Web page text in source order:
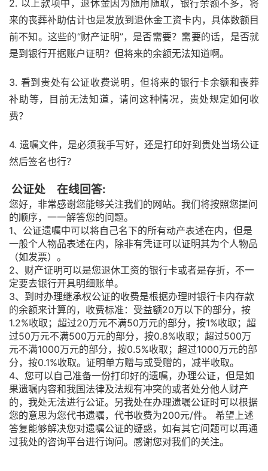
2. 以上款项中，退休金因为随用随取，银行余额不多，将
来的丧葬补助估计也是发放到退休金工资卡内，具体数额目
前不知。这些的“财产证明”，是否需要？需要的话，是否就
是到银行开据账户证明？但将来的余额无法知道啊。
3. 看到贵处有公证收费说明，但将来的银行卡余额和丧葬
补助等，目前无法知道，请问这种情况，贵处规定如何收
费？
4. 遗嘱文件，是必须我手写好，还是打印好到贵处当场公证
然后签名也行？
公证处 在线回答:
您好，非常感谢您能够关注我们的网站。我们将按照您提问
的顺序，一一解答您的问题。
1、公证遗嘱中可以将自己名下的所有动产表述在内，但是
一般个人物品表述在内，除非有凭证可以证明其为个人物品
（如发票）。
2、财产证明可以是您退休工资的银行卡或者是存折，不一
定要去银行开具明细账单。
3、到时办理继承权公证的收费是根据办理时银行卡内存款
的余额来计算的，收费标准：受益额20万以下的部分，按
1.2%收取；超过20万元不满50万元的部分，按1%收取；超
过50万元不满500万元的部分，按0.8%收取；超过500万
元不满1000万元的部分，按0.5%收取；超过1000万元的部
分，按0.1%收取。证明单方赠与或受赠的，减半收取。
4、您可以自己准备一份打印好的遗嘱，办理公证，但是如
果遗嘱内容和我国法律及法规有冲突的或者处分他人财产
的，我处无法进行公证。另我处在办理遗嘱公证时可以根据
您的意思为您代书遗嘱，代书收费为200元/件。 希望上述
答复能够解决您对遗嘱公证的疑惑，如有其它问题可以再通
过我处的咨询平台进行询问。感谢您对我们的关注。